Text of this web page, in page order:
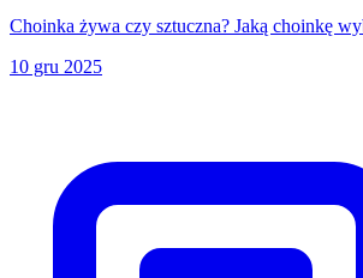
Choinka żywa czy sztuczna? Jaką choinkę
10 gru 2025